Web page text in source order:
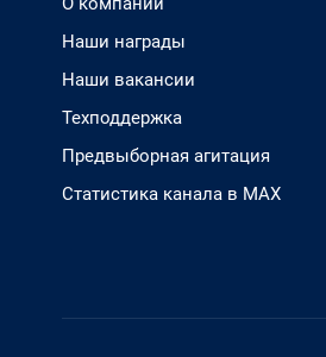
Наши награды
Наши вакансии
Техподдержка
Предвыборная агитация
Статистика канала в MAX